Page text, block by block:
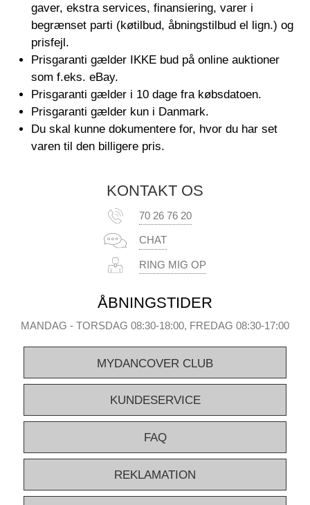
gaver, ekstra services, finansiering, varer i
begrænset parti (køtilbud, åbningstilbud el lign.) og
prisfejl.
Prisgaranti gælder IKKE bud på online auktioner
som f.eks. eBay.
Prisgaranti gælder i 10 dage fra købsdatoen.
Prisgaranti gælder kun i Danmark.
Du skal kunne dokumentere for, hvor du har set
varen til den billigere pris.
KONTAKT OS
70 26 76 20
CHAT
RING MIG OP
ÅBNINGSTIDER
MANDAG - TORSDAG 08:30-18:00, FREDAG 08:30-17:00
MYDANCOVER CLUB
KUNDESERVICE
FAQ
REKLAMATION